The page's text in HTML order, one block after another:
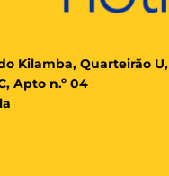
Kilamba, Quarteirão U,
Apto n.º 04